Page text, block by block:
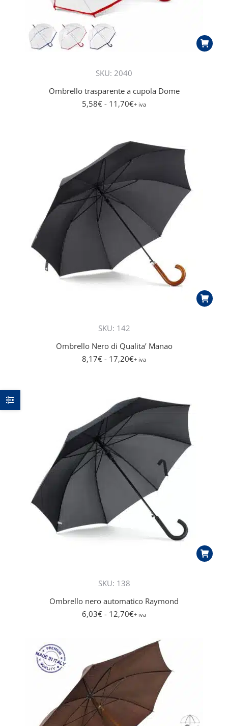
SKU: 2040
Ombrello trasparente a cupola Dome
5,58€ - 11,70€+ iva
SKU: 142
Ombrello Nero di Qualita’ Manao
8,17€ - 17,20€+ iva
SKU: 138
Ombrello nero automatico Raymond
6,03€ - 12,70€+ iva